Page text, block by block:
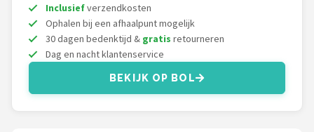
New Looxs
BBB Cycling
Voltano
Inclusiefverzendkosten
Ophalen bij een afhaalpunt mogelijk
30 dagen bedenktijd & gratis retourneren
Dag en nacht klantenservice
BEKIJK OP BOL